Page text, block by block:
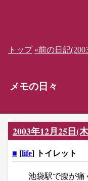
トップ «前の日記
メモの日々
2003年12月25日(
■ [life] トイレット
池袋駅で腹が痛